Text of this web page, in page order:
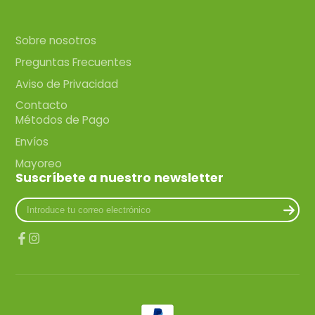
Sobre nosotros
Preguntas Frecuentes
Aviso de Privacidad
Contacto
Métodos de Pago
Envíos
Mayoreo
Suscríbete a nuestro newsletter
Introduce
tu
correo
electrónico